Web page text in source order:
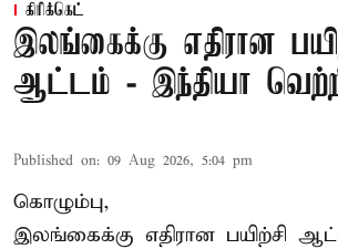
கிரிக்கெட்
இலங்கைக்கு எதிரான
ஆட்டம் - இந்தியா
Published on: 09 Aug 2026, 5:04 pm
கொழும்பு,
இலங்கைக்கு எதிரான பயிற்சி